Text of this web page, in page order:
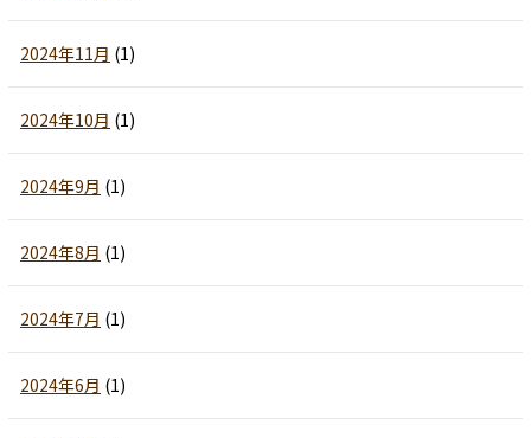
2024年11月 (1)
2024年10月 (1)
2024年9月 (1)
2024年8月 (1)
2024年7月 (1)
2024年6月 (1)